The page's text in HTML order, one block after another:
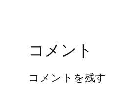
コメント
コメントを残す